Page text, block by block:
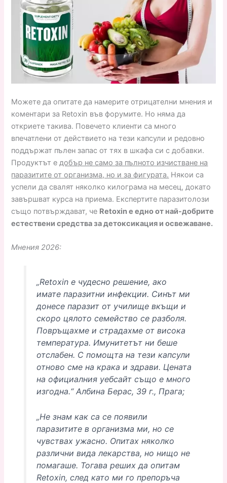
Можете да опитате да намерите отрицателни мнения и
коментари за Retoxin във форумите. Но няма да
откриете такива. Повечето клиенти са много
впечатлени от действието на тези капсули и редовно
поддържат пълен запас от тях в шкафа си с добавки.
Продуктът едобър не само за пълното изчистване на
паразитите от организма, но и за фигурата. Някои са
успели да свалят няколко килограма на месец, докато
завършват курса на приема. Експертите паразитолози
също потвърждават, че Retoxin е едно от най-добрите
естествени средства за детоксикация и освежаване.
Мнения 2026:
„Retoxin е чудесно решение, ако
имате паразитни инфекции. Синът ми
донесе паразит от училище вкъщи и
скоро цялото семейство се разболя.
Повръщахме и страдахме от висока
температура. Имунитетът ни беше
отслабен. С помощта на тези капсули
отново сме на крака и здрави. Цената
на официалния уебсайт също е много
изгодна.“ Албина Берас, 39 г., Прага;
„Не знам как са се появили
паразитите в организма ми, но се
чувствах ужасно. Опитах няколко
различни вида лекарства, но нищо не
помагаше. Тогава реших да опитам
Retoxin, след като ми го препоръча